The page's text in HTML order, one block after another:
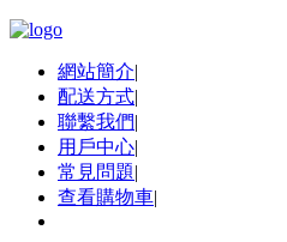
網站簡介|
配送方式|
聯繫我們|
用戶中心|
常見問題|
查看購物車|